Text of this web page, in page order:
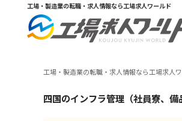
工場・製造業の転職・求人情報なら工場求人ワールド
工場・製造業の転職・求人情報なら工場求人
四国のインフラ管理（社員寮、